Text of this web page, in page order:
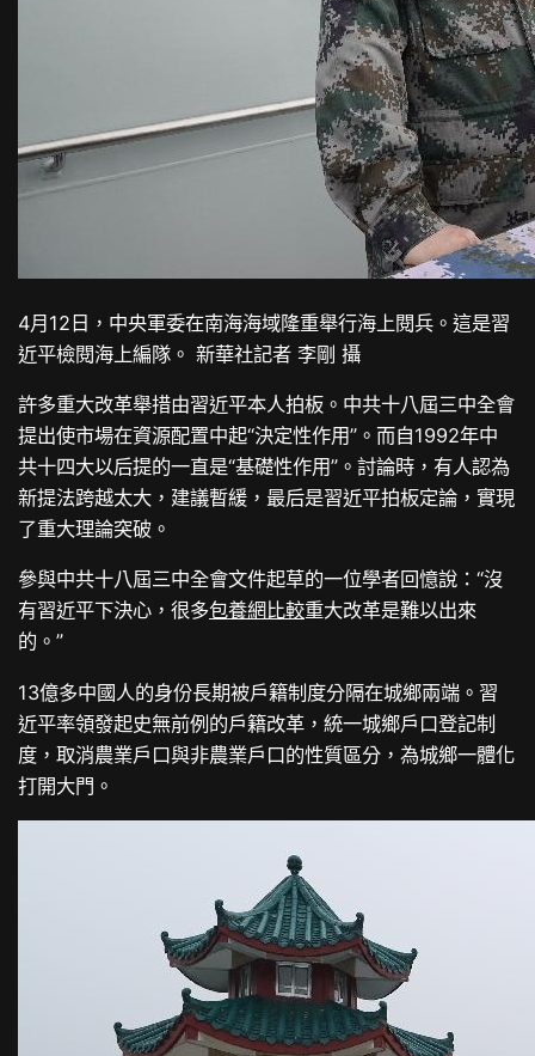
4月12日，中央軍委在南海海域隆重舉行海上閱兵。這是習
近平檢閱海上編隊。 新華社記者 李剛 攝
許多重大改革舉措由習近平本人拍板。中共十八屆三中全會
提出使市場在資源配置中起“決定性作用”。而自1992年中
共十四大以后提的一直是“基礎性作用”。討論時，有人認為
新提法跨越太大，建議暫緩，最后是習近平拍板定論，實現
了重大理論突破。
參與中共十八屆三中全會文件起草的一位學者回憶說：“沒
有習近平下決心，很多包養網比較重大改革是難以出來
的。”
13億多中國人的身份長期被戶籍制度分隔在城鄉兩端。習
近平率領發起史無前例的戶籍改革，統一城鄉戶口登記制
度，取消農業戶口與非農業戶口的性質區分，為城鄉一體化
打開大門。